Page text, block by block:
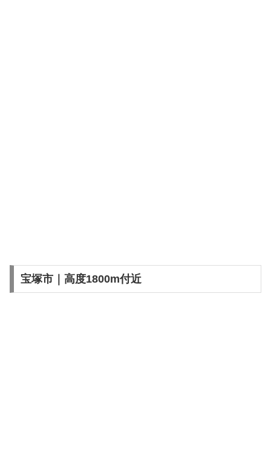
宝塚市｜高度1800m付近